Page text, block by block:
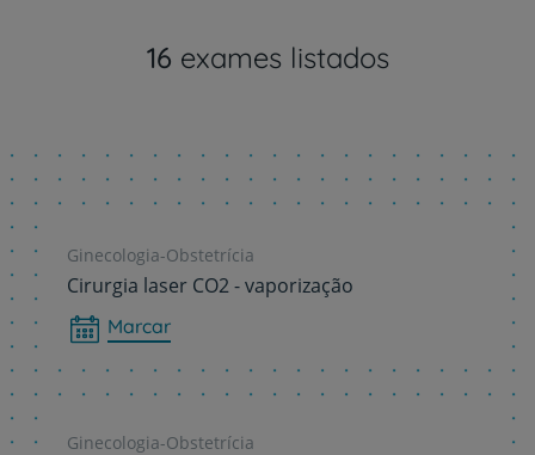
16 exames listados
Ginecologia-Obstetrícia
Cirurgia laser CO2 - vaporização
Marcar
Ginecologia-Obstetrícia